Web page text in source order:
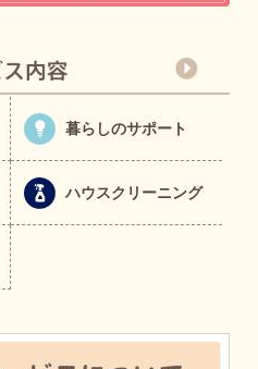
暮らしのサポート
ハウスクリーニング